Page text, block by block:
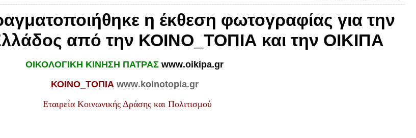
η έκθεση φωτογραφίας για την
από την ΚΟΙΝΟ_ΤΟΠΙΑ και την ΟΙΚΙΠΑ
ΟΙΚΟΛΟΓΙΚΗ ΚΙΝΗΣΗ ΠΑΤΡΑΣwww.oikipa.gr
ΚΟΙΝΟ_ΤΟΠΙΑ www. koinotopia.gr
Εταιρεία Κοινωνικής Δράσης και Πολιτισμού